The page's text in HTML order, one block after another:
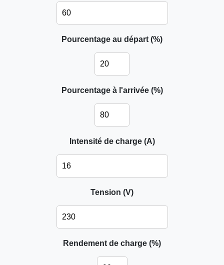
Pourcentage au départ (%)
Pourcentage à l'arrivée (%)
Intensité de charge (A)
Tension (V)
Rendement de charge (%)